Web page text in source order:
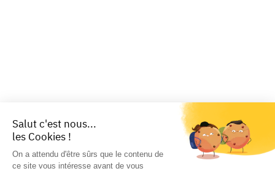
Salut c'est nous...
les Cookies !
On a attendu d'être sûrs que le contenu de
ce site vous intéresse avant de vous